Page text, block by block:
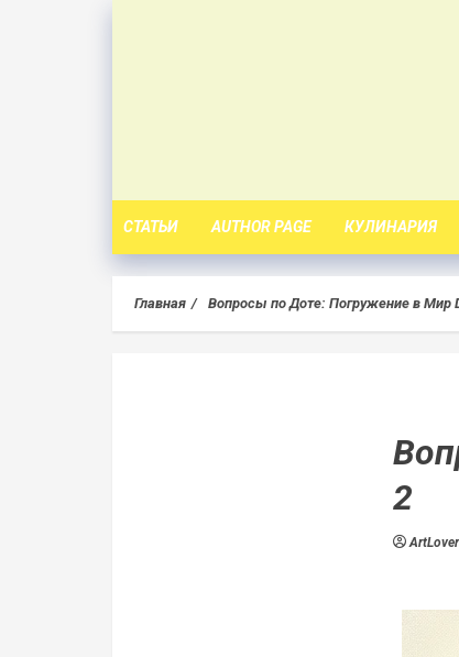
СТАТЬИ AUTHOR PAGE КУЛИНАРИЯ
Главная Вопросы по Доте: Погружение в Мир
2